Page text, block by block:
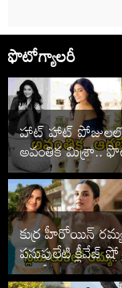
ఫొటోగ్యాలరీ
హాట్ హాట్
అవంతిక మిశ్రా..
వైరల్
కుర్ర హీరోయిన్
పసుపులేటి క్లీవేజ్ షో
ఫొటోలు